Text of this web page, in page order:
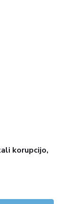
korupcijo,